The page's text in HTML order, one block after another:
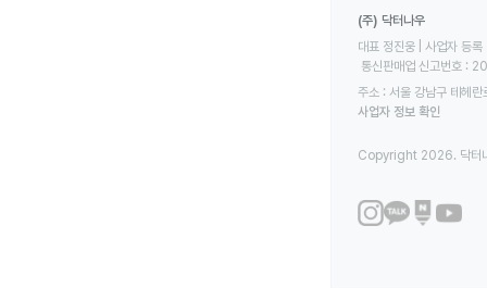
(주) 닥터나우
대표 정진웅 | 사업자
통신판매업 신고번호
주소 : 서울 강남구 테헤
사업자 정보 확인
Copyright 2026. 닥터